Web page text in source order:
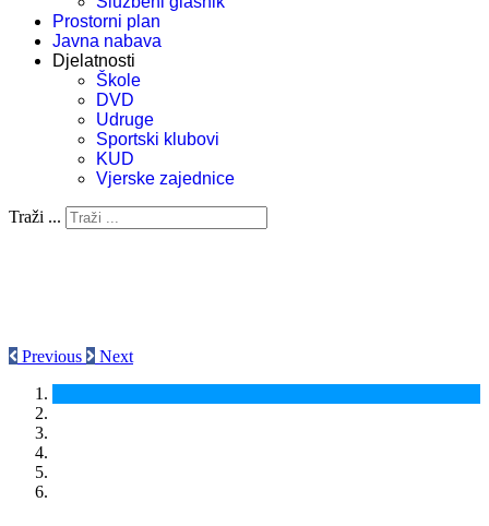
Prostorni plan
Javna nabava
Djelatnosti
Škole
DVD
Udruge
Sportski klubovi
KUD
Vjerske zajednice
Traži ...
Previous Next